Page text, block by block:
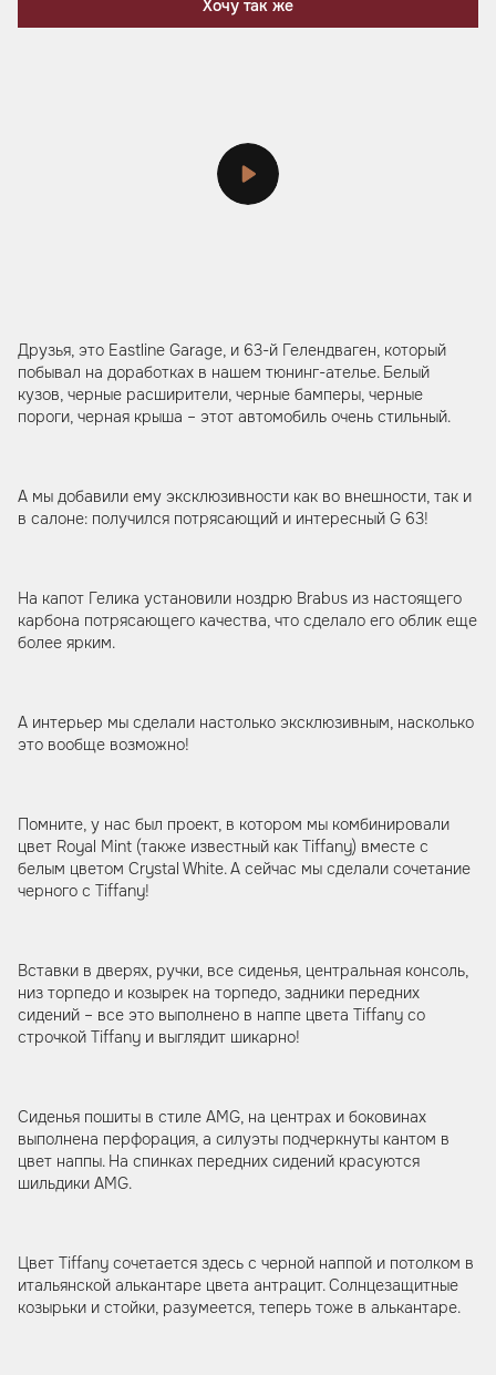
Хочу так же
Друзья, это Eastline Garage, и 63-й Гелендваген, который
побывал на доработках в нашем тюнинг-ателье. Белый
кузов, черные расширители, черные бамперы, черные
пороги, черная крыша – этот автомобиль очень стильный.
А мы добавили ему эксклюзивности как во внешности, так и
в салоне: получился потрясающий и интересный G 63!
На капот Гелика установили ноздрю Brabus из настоящего
карбона потрясающего качества, что сделало его облик еще
более ярким.
А интерьер мы сделали настолько эксклюзивным, насколько
это вообще возможно!
Помните, у нас был проект, в котором мы комбинировали
цвет Royal Mint (также известный как Tiffany) вместе с
белым цветом Crystal White. А сейчас мы сделали сочетание
черного с Tiffany!
Вставки в дверях, ручки, все сиденья, центральная консоль,
низ торпедо и козырек на торпедо, задники передних
сидений – все это выполнено в наппе цвета Tiffany со
строчкой Tiffany и выглядит шикарно!
Сиденья пошиты в стиле AMG, на центрах и боковинах
выполнена перфорация, а силуэты подчеркнуты кантом в
цвет наппы. На спинках передних сидений красуются
шильдики AMG.
Цвет Tiffany сочетается здесь с черной наппой и потолком в
итальянской алькантаре цвета антрацит. Солнцезащитные
козырьки и стойки, разумеется, теперь тоже в алькантаре.